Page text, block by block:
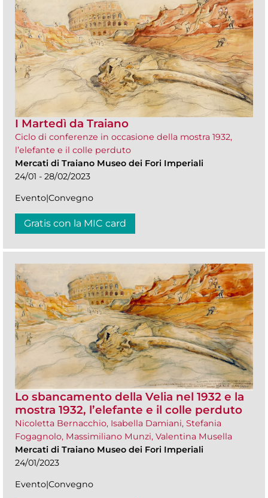
I Martedì da Traiano
Ciclo di conferenze in occasione della mostra 1932,
l’elefante e il colle perduto
Mercati di Traiano Museo dei Fori Imperiali
24/01 - 28/02/2023
Evento|Convegno
Gratis con la MIC card
Lo sbancamento della Velia nel 1932 e la
mostra 1932, l’elefante e il colle perduto
Nicoletta Bernacchio, Isabella Damiani, Stefania
Fogagnolo, Massimiliano Munzi, Valentina Musella
Mercati di Traiano Museo dei Fori Imperiali
24/01/2023
Evento|Convegno